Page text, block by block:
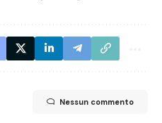
Nessun commento